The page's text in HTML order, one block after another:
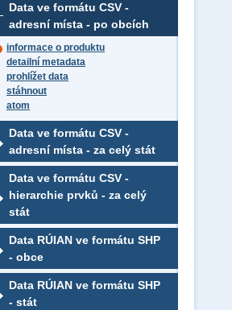
Data ve formátu CSV -
adresní místa - po obcích
informace o produktu
detailní metadata
prohlížet data
stáhnout
atom
Data ve formátu CSV -
adresní místa - za celý stát
Data ve formátu CSV -
hierarchie prvků - za celý
stát
Data RÚIAN ve formátu SHP
- obce
Data RÚIAN ve formátu SHP
- stát